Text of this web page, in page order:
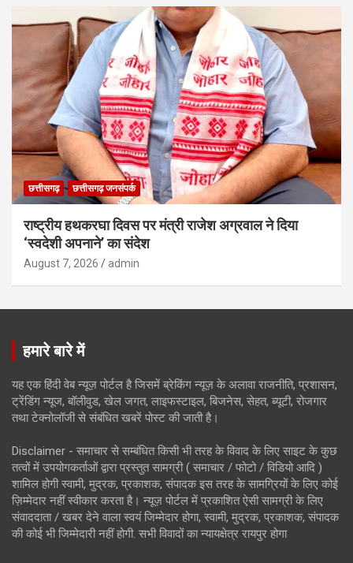
छत्तीसगढ़ छत्तीसगढ़ जनसंपर्क
राष्ट्रीय हथकरघा दिवस पर मंत्री राजेश अग्रवाल ने दिया
‘स्वदेशी अपनाने’ का संदेश
August 7, 2026 admin
हमारे बारे में
यह एक हिंदी वेब न्यूज़ पोर्टल है जिसमें ब्रेकिंग न्यूज़ के अलावा राजनीति, प्रशासन,
ट्रेंडिंग न्यूज, बॉलीवुड, खेल जगत, लाइफस्टाइल, बिजनेस, सेहत, ब्यूटी, रोजगार
तथा टेक्नोलॉजी से संबंधित खबरें पोस्ट की जाती है।
Disclaimer - समाचार से सम्बंधित किसी भी तरह के विवाद के लिए साइट के कुछ
तत्वों में उपयोगकर्ताओं द्वारा प्रस्तुत सामग्री ( समाचार / फोटो / विडियो आदि )
शामिल होगी स्वामी, मुद्रक, प्रकाशक, संपादक इस तरह के सामग्रियों के लिए कोई
ज़िम्मेदार नहीं स्वीकार करता है। न्यूज़ पोर्टल में प्रकाशित ऐसी सामग्री के लिए
संवाददाता / खबर देने वाला स्वयं जिम्मेदार होगा, स्वामी, मुद्रक, प्रकाशक, संपादक
की कोई भी जिम्मेदारी नहीं होगी. सभी विवादों का न्यायक्षेत्र रायपुर होगा